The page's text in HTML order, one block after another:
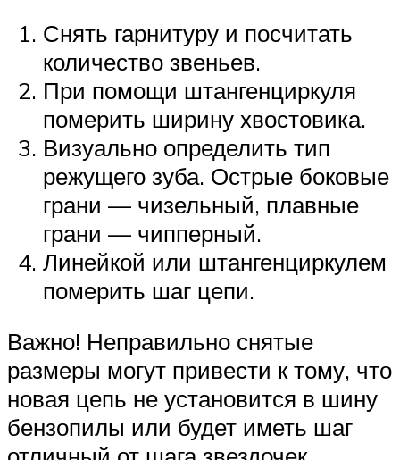
Снять гарнитуру и посчитать
количество звеньев.
При помощи штангенциркуля
померить ширину хвостовика.
Визуально определить тип
режущего зуба. Острые боковые
грани — чизельный, плавные
грани — чипперный.
Линейкой или штангенциркулем
померить шаг цепи.
Важно! Неправильно снятые
размеры могут привести к тому, что
новая цепь не установится в шину
бензопилы или будет иметь шаг